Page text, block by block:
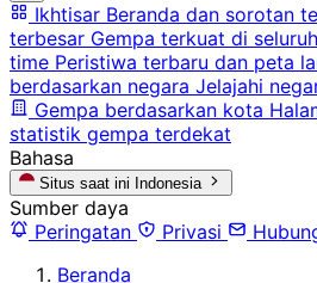
Ikhtisar Beranda dan sorotan
terbesar Gempa terkuat di
time Peristiwa terbaru dan peta
berdasarkan negara Jelajahi
Gempa berdasarkan kota
statistik gempa terdekat
Bahasa
Situs saat ini Indonesia
Sumber daya
Peringatan
Privasi
Beranda